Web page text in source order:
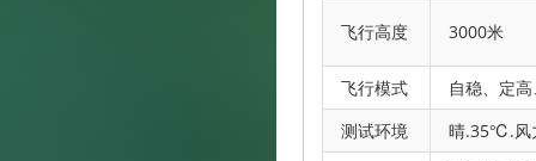
飞行高度 3000米
飞行模式
自稳、定
测试环境
晴.35℃.风